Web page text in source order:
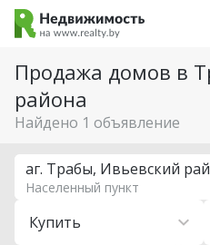
Продажа домов в
района
Найдено 1 объявление
Купить
аг. Трабы, Ивьевский
Населенный пункт